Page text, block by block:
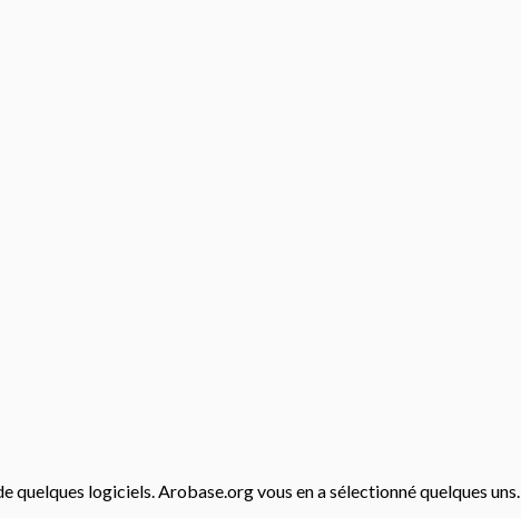
quelques logiciels. Arobase.org vous en a sélectionné quelques uns.